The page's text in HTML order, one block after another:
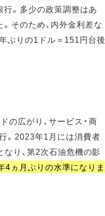
。多少の政策調整はあ
そのため、内外金利差な
ぶりの1ドル＝151円台後
の広がり、サービス・商
。2023年1月には消費者
り、第2次石油危機の影
4ヵ月ぶりの水準になりま